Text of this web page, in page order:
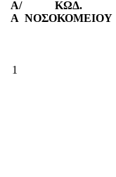
Α/
Α
ΚΩΔ.
ΝΟΣΟΚΟΜΕΙΟΥ
1